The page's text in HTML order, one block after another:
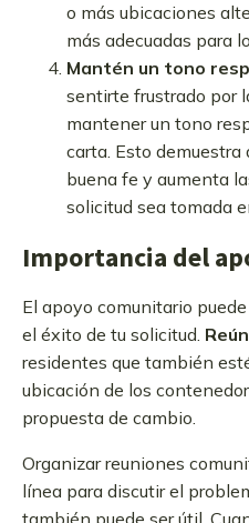
o más ubicaciones
más adecuadas para
Mantén un tono
sentirte frustrado por
mantener un tono
carta. Esto demuestra
buena fe y aumenta
solicitud sea tomada
Importancia del
El apoyo comunitario
el éxito de tu solicitud.
residentes que también
ubicación de los
propuesta de cambio.
Organizar reuniones
línea para discutir el
también puede ser útil.